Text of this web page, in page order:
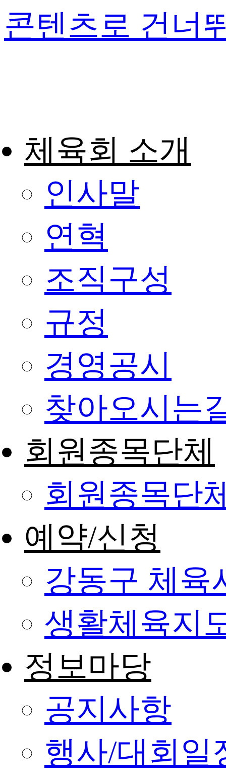
콘텐츠로 건너
체육회 소개
인사말
연혁
조직구성
규정
경영공시
찾아오시는
회원종목단체
회원종목단
예약/신청
강동구 체육
생활체육지
정보마당
공지사항
행사/대회일